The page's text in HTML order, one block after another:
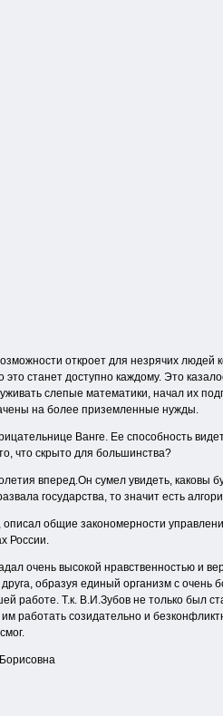
откроет для незрячих
это станет доступно каждому. Это
слепые математики, начал их
на более приземленные нужды.
Ванге. Ее способность
что скрыто для большинства?
вперед.Он сумел увидеть, каковы
государства, то значит есть
общие закономерности
России.
очень высокой нравственностью и
образуя единый организм с
работе. Т.к. В.И.Зубов не только
работать созидательно и